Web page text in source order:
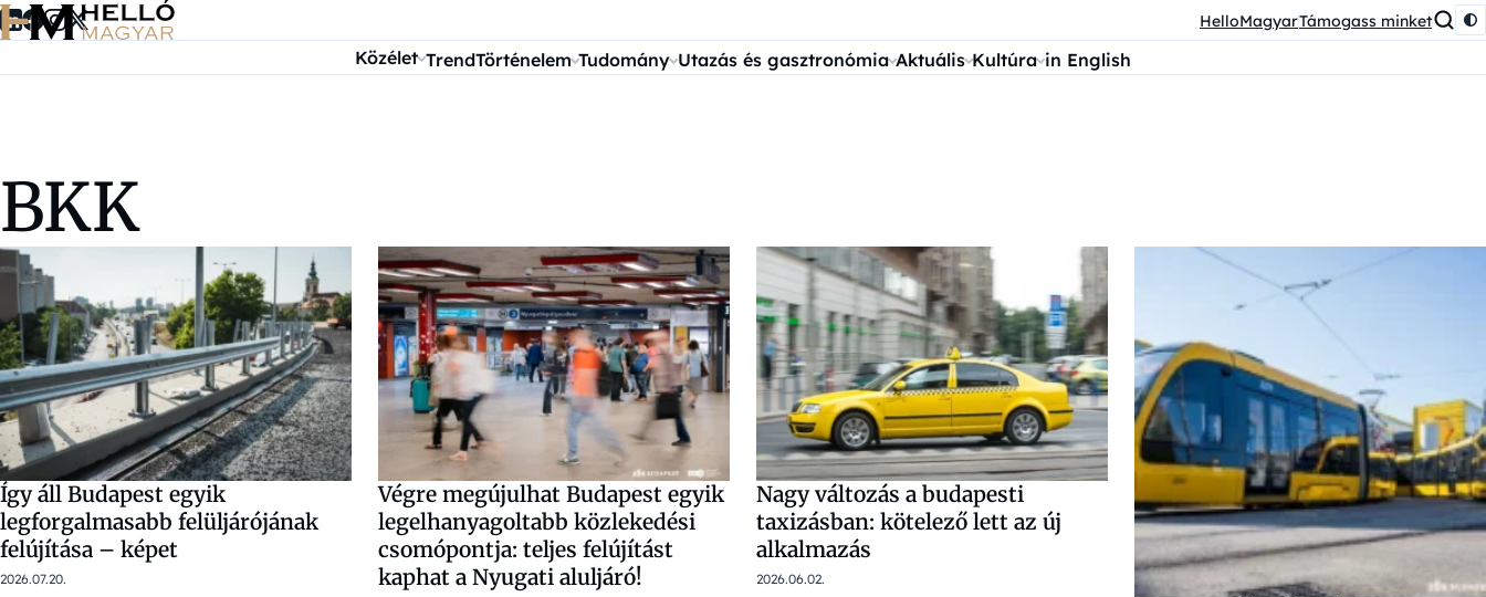
Ugrás a tartalomra HelloMagyarTámogass minket
Közélet TrendTörténelem Tudomány Utazás és gasztronómia Aktuális Kultúra in English
BKK
Így áll Budapest egyik
legforgalmasabb felüljárójának
felújítása – képet
2026.07.20.
Végre megújulhat Budapest egyik
legelhanyagoltabb közlekedési
csomópontja: teljes felújítást
kaphat a Nyugati aluljáró!
Nagy változás a budapesti
taxizásban: kötelező lett az új
alkalmazás
2026.06.02.